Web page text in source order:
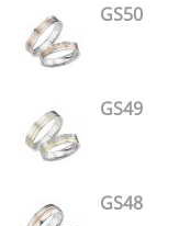
GS50
GS49
GS48